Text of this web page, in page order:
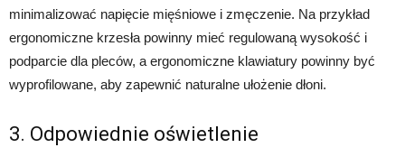
minimalizować napięcie mięśniowe i zmęczenie. Na przykład
ergonomiczne krzesła powinny mieć regulowaną wysokość i
podparcie dla pleców, a ergonomiczne klawiatury powinny być
wyprofilowane, aby zapewnić naturalne ułożenie dłoni.
3. Odpowiednie oświetlenie